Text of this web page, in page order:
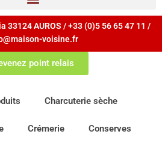
33124 AUROS / +33 (0)5 56 65 47 11 /
voisine.fr
point relais
Charcuterie sèche
Crémerie Conserves